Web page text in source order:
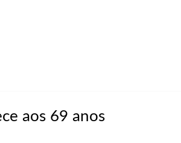
aos 69 anos